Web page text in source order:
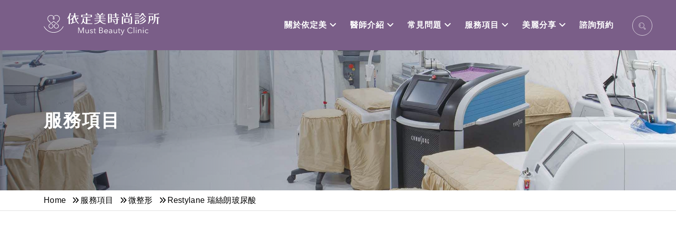
關於依定美 醫師介紹 常見問題 服務項目 美麗分享 諮詢預約
服務項目
Home 服務項目 微整形 Restylane 瑞絲朗玻尿酸